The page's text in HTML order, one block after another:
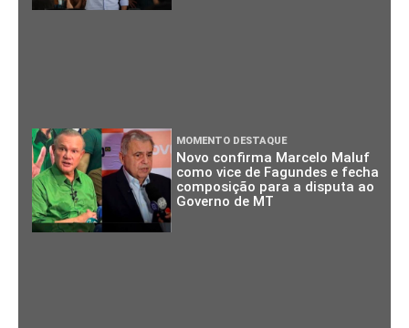
MOMENTO DESTAQUE
Novo confirma Marcelo Maluf
como vice de Fagundes e fecha
composição para a disputa ao
Governo de MT